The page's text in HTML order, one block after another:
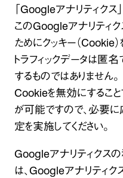
「Googleアナリティクス
このGoogleアナリティク
ためにクッキー（Cookie
トラフィックデータは匿
するものではありません。
Cookieを無効にするこ
が可能ですので、必要
定を実施してください。
Googleアナリティクス
は、Googleアナリティク